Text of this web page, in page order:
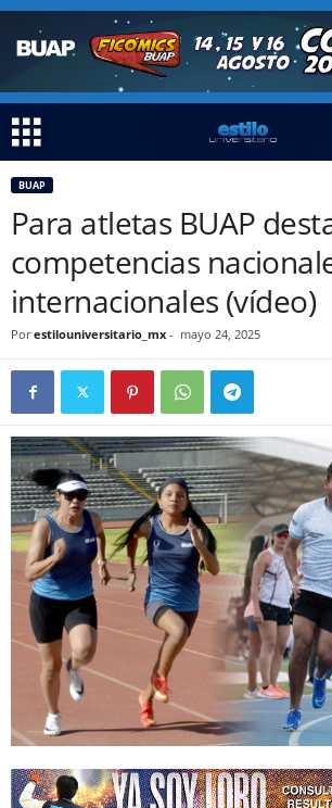
BUAP
Para atletas BUAP
competencias
internacionales (vídeo)
Por estilouniversitario_mx - mayo 24, 2025